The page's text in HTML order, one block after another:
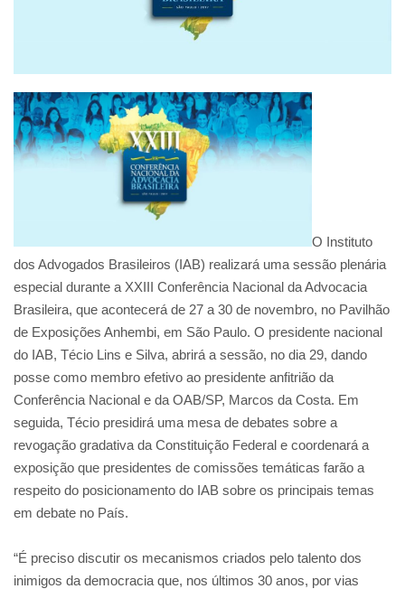
O Instituto
dos Advogados Brasileiros (IAB) realizará uma sessão plenária
especial durante a XXIII Conferência Nacional da Advocacia
Brasileira, que acontecerá de 27 a 30 de novembro, no Pavilhão
de Exposições Anhembi, em São Paulo. O presidente nacional
do IAB, Técio Lins e Silva, abrirá a sessão, no dia 29, dando
posse como membro efetivo ao presidente anfitrião da
Conferência Nacional e da OAB/SP, Marcos da Costa. Em
seguida, Técio presidirá uma mesa de debates sobre a
revogação gradativa da Constituição Federal e coordenará a
exposição que presidentes de comissões temáticas farão a
respeito do posicionamento do IAB sobre os principais temas
em debate no País.
“É preciso discutir os mecanismos criados pelo talento dos
inimigos da democracia que, nos últimos 30 anos, por vias